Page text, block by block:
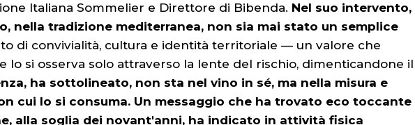
Italiana Sommelier e Direttore di Bibenda. Nel suo intervento,
nella tradizione mediterranea, non sia mai stato un semplice
di convivialità, cultura e identità territoriale — un valore che
lo si osserva solo attraverso la lente del rischio, dimenticandone il
ha sottolineato, non sta nel vino in sé, ma nella misura e
cui lo si consuma. Un messaggio che ha trovato eco toccante
alla soglia dei novant'anni, ha indicato in attività fisica